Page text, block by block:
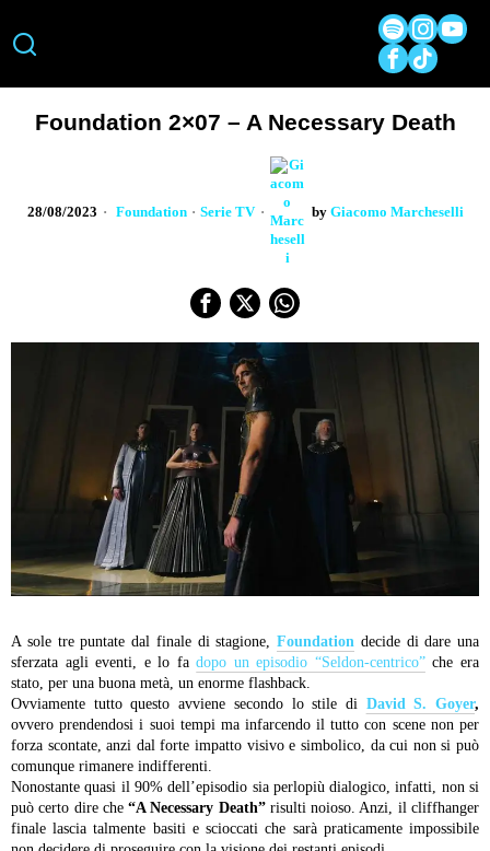
Foundation 2×07 – A Necessary Death
28/08/2023 Foundation · Serie TV by Giacomo Marcheselli
A sole tre puntate dal finale di stagione, Foundation decide di dare una
sferzata agli eventi, e lo fadopo un episodio “Seldon-centrico”che era
stato, per una buona metà, un enorme flashback.
Ovviamente tutto questo avviene secondo lo stile di David S. Goyer,
ovvero prendendosi i suoi tempi ma infarcendo il tutto con scene non per
forza scontate, anzi dal forte impatto visivo e simbolico, da cui non si può
comunque rimanere indifferenti.
Nonostante quasi il 90% dell’episodio sia perlopiù dialogico, infatti, non si
può certo dire che“A Necessary Death”risulti noioso. Anzi, il cliffhanger
finale lascia talmente basiti e scioccati che sarà praticamente impossibile